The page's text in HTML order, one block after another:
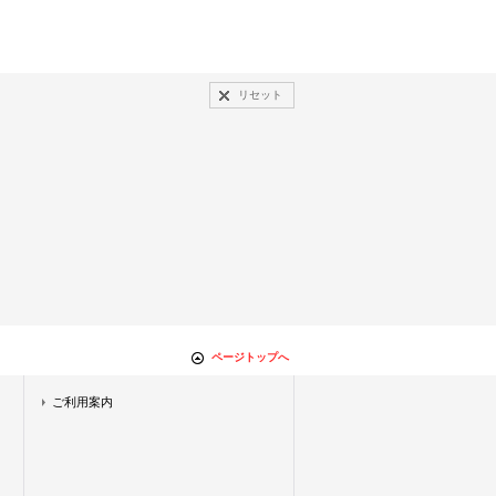
リセット
ページトップへ
ご利用案内